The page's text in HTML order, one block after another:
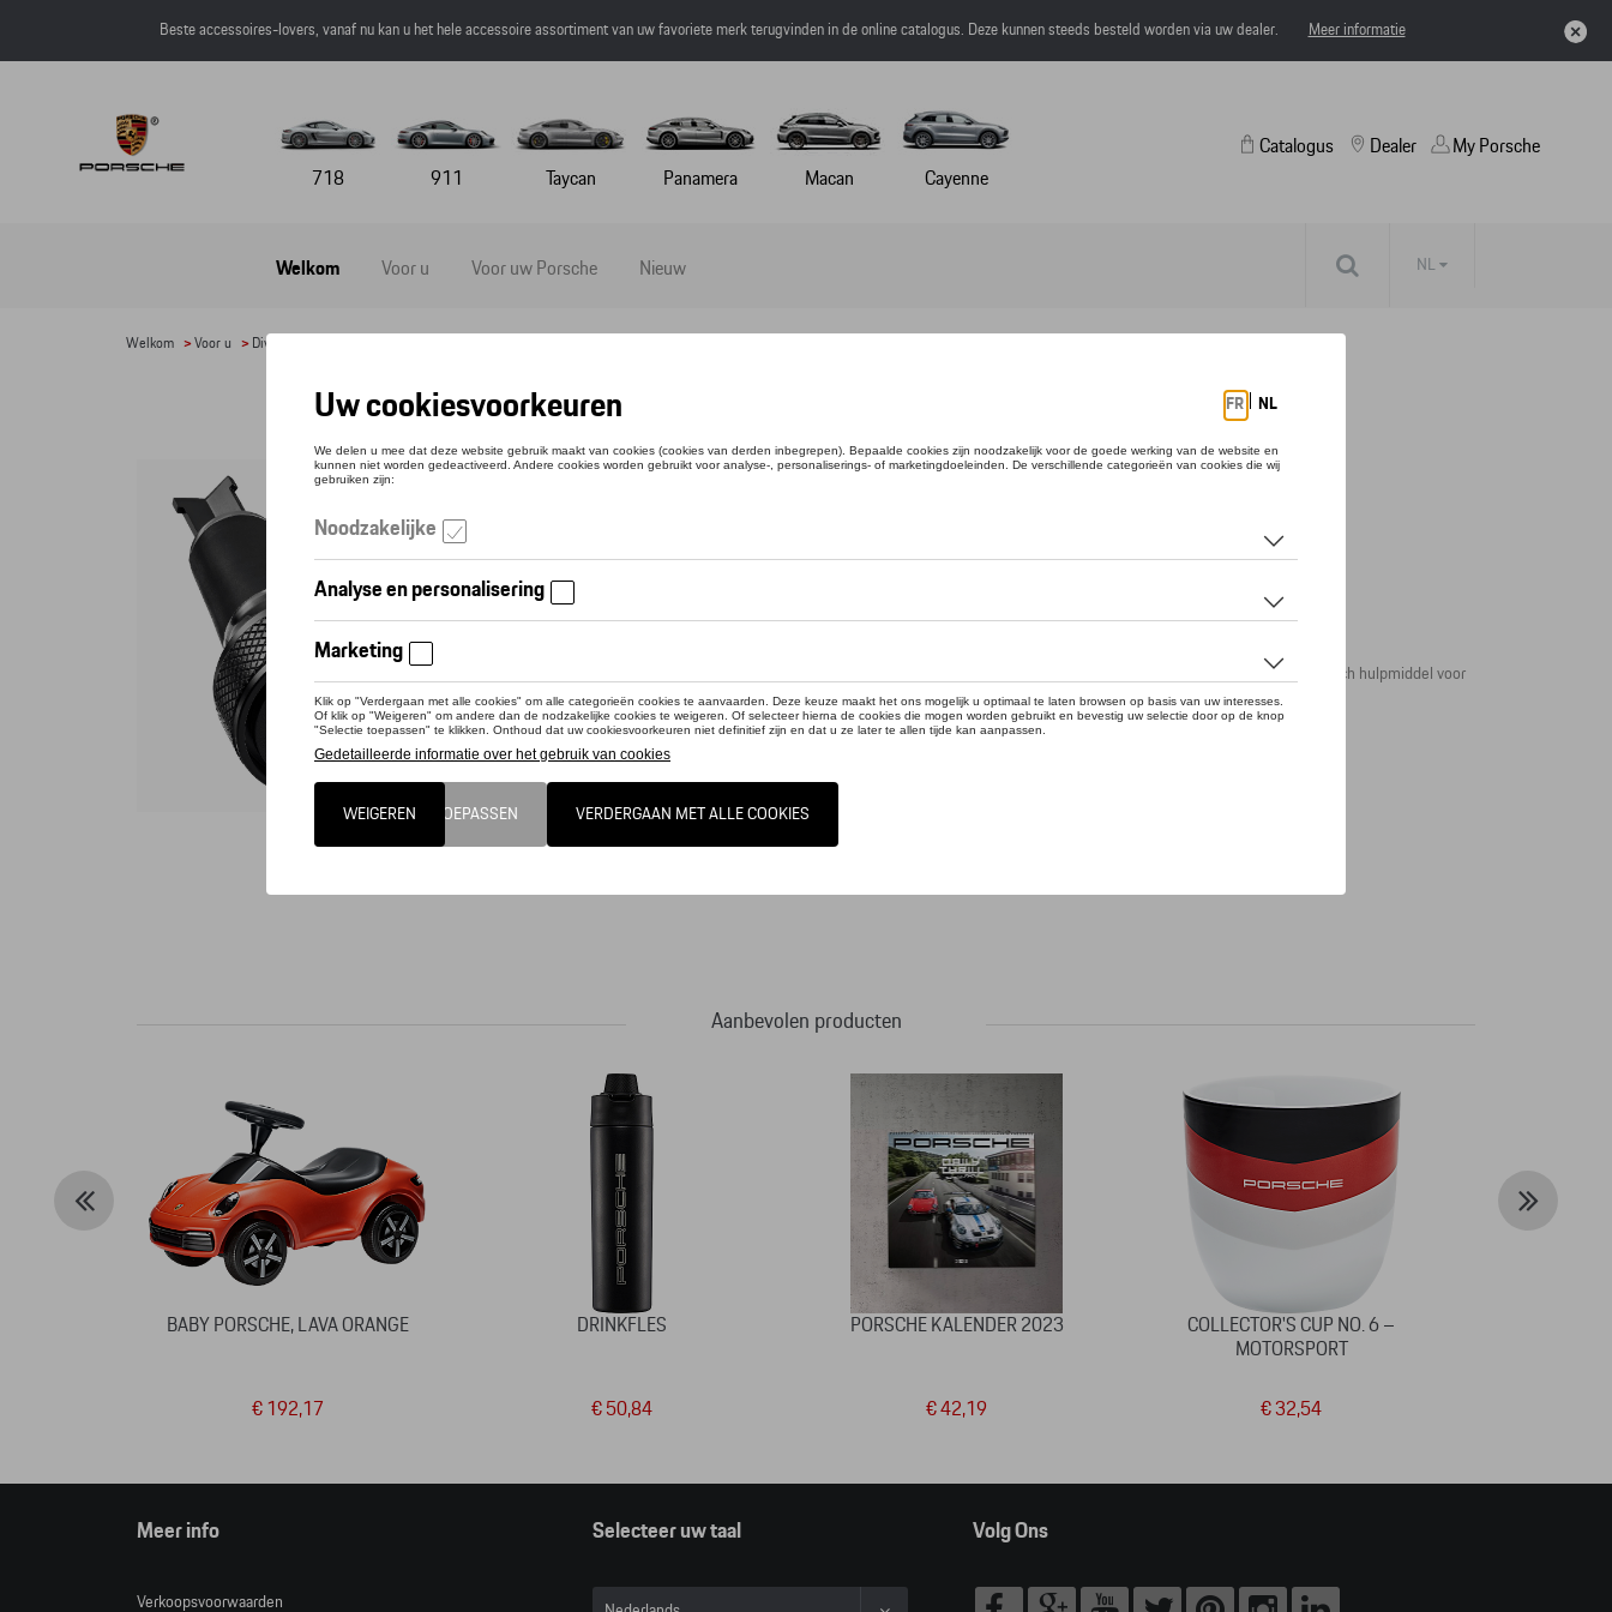
Beste accessoires-lovers, vanaf nu kan u het hele accessoire assortiment van uw favoriete merk terugvinden in de online catalogus. Deze kunnen steeds besteld worden via uw dealer. Meer informatie
718 911 Taycan Panamera Macan Cayenne
Catalogus
Welkom Voor u Voor uw Porsche Nieuw
Dealer My Porsche
NL
Welkom >Voor u > Divers
2-IN-1 WIJNSTOPPER EN FLESSENSCHENKER
Referentie: WAP0501200PWEI
Contacteer uw dealer om te bestellen
Het ontwerp van de 2-in-1 Porsche wijnstop en flessenschenker is geïnspireerd door de Drive Mode-knop. Een elegant en praktisch hulpmiddel voor
Porsche- en wijnliefhebbers. Luchtdicht roestvrijstalen deksel en druppelvrij flessen schenker.
Aanbevolen producten
BABY PORSCHE, LAVA ORANGE
€ 192,17
DRINKFLES
€ 50,84
PORSCHE KALENDER 2023
€ 42,19
COLLECTOR'S CUP NO. 6 –
MOTORSPORT
€ 32,54
Meer info
Verkoopsvoorwaarden
Selecteer uw taal Volg Ons